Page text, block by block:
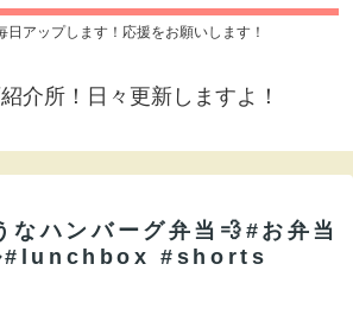
日アップします！応援をお願いします！
介所！日々更新しますよ！
なハンバーグ弁当💨#お弁当
#lunchbox #shorts